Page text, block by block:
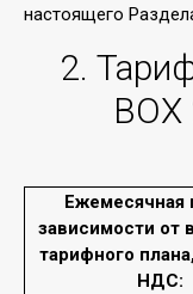
настоящего
2.
ВОХ
Ежемесячная
зависимости от
тарифного
НДС:
Co-location
серверов